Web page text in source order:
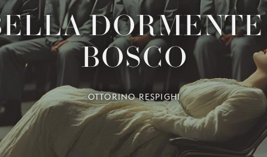
BOSCO
OTTORINO RESPIGHI